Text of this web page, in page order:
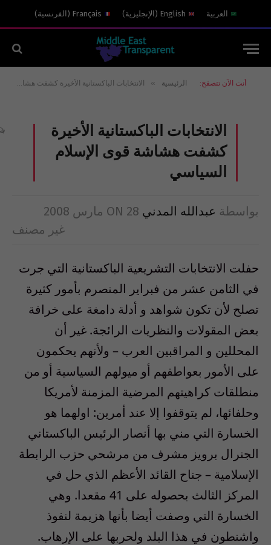
العربية English
( الإنجليزية)
Français
( الفرنسية)
أنت الآن تتصفح: الرئيسية » الانتخابات الباكستانية الأخيرة كشفت هشاشة قوى الإسلام السياسي
الانتخابات الباكستانية الأخيرة
كشفت هشاشة قوى الإسلام
السياسي
بواسطة عبدالله المدني ON 28 مارس 2008
غير مصنف
حفلت الانتخابات التشريعية الباكستانية التي جرت
في الثامن عشر من فبراير المنصرم بأمور كثيرة
تصلح لأن تكون شواهد و أدلة دامغة على خرافة
بعض المقولات والنظريات الرائجة. غير أن
المحللين و المراقبين العرب – ولأنهم يحكمون
على الأمور بعواطفهم أو ميولهم السياسية أو من
منطلقات كراهيتهم المرضية المزمنة لأمريكا
وحلفائها، لم يتوقفوا إلا عند أمرين: اولهما هو
الخسارة التي مني بها أنصار الرئيس الباكستاني
الجنرال برويز مشرف من مرشحي حزب الرابطة
الإسلامية – جناح القائد الأعظم الذي حل في
المركز الثالث بحصوله على 41 مقعدا. وهي
الخسارة التي وصفت أيضا بأنها هزيمة لنفوذ
واشنطون في هذا البلد ولحربها على الإرهاب.